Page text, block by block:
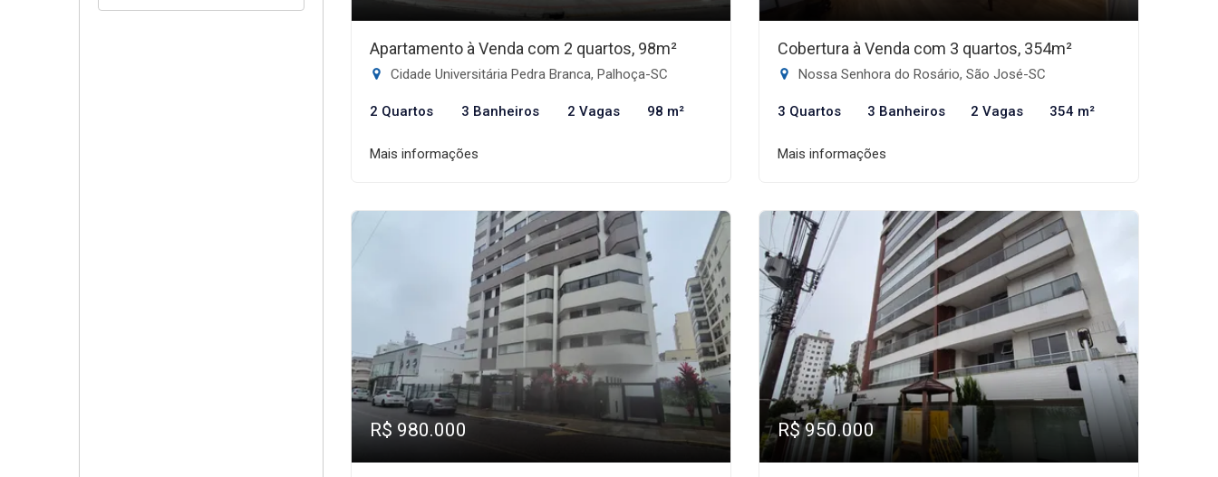
Apartamento à Venda com 2 quartos, 98m²
Cidade Universitária Pedra Branca, Palhoça-SC
2 Quartos 3 Banheiros 2 Vagas 98 m²
Mais informações
Cobertura à Venda com 3 quartos, 354m²
Nossa Senhora do Rosário, São José-SC
3 Quartos 3 Banheiros 2 Vagas 354 m²
Mais informações
R$ 980.000 R$ 950.000